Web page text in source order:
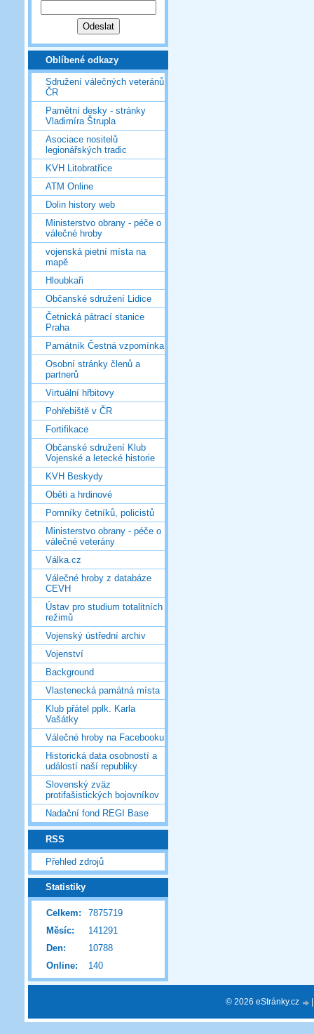
Oblíbené odkazy
Sdružení válečných veteránů
ČR
Pamětní desky - stránky
Vladimíra Štrupla
Asociace nositelů
legionářských tradic
KVH Litobratřice
ATM Online
Dolin history web
Ministerstvo obrany - péče o
válečné hroby
vojenská pietní místa na
mapě
Hloubkaři
Občanské sdružení Lidice
Četnická pátrací stanice
Praha
Památník Čestná vzpomínka
Osobní stránky členů a
partnerů
Virtuální hřbitovy
Pohřebiště v ČR
Fortifikace
Občanské sdružení Klub
Vojenské a letecké historie
KVH Beskydy
Oběti a hrdinové
Pomníky četníků, policistů
Ministerstvo obrany - péče o
válečné veterány
Válka.cz
Válečné hroby z databáze
CEVH
Ústav pro studium totalitních
režimů
Vojenský ústřední archiv
Vojenství
Background
Vlastenecká památná místa
Klub přátel pplk. Karla
Vašátky
Válečné hroby na Facebooku
Historická data osobností a
událostí naší republiky
Slovenský zväz
protifašistických bojovníkov
Nadační fond REGI Base
RSS
Přehled zdrojů
Statistiky
Online: 140
Celkem:
7875719
Měsíc:
141291
Den:
10788
© 2026 eStránky.cz